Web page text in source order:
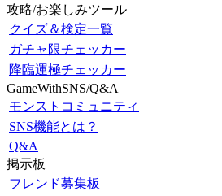
攻略/お楽しみツール
クイズ＆検定一覧
ガチャ限チェッカー
降臨運極チェッカー
GameWithSNS/Q&A
モンストコミュニティ
SNS機能とは？
Q&A
掲示板
フレンド募集板